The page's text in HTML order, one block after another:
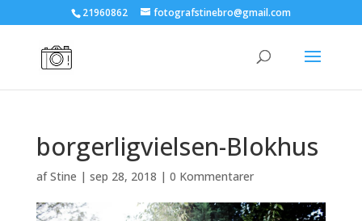
21960862 fotografstinebro@gmail.com
borgerligvielsen-Blokhus
afStine | sep 28, 2018 | 0 Kommentarer